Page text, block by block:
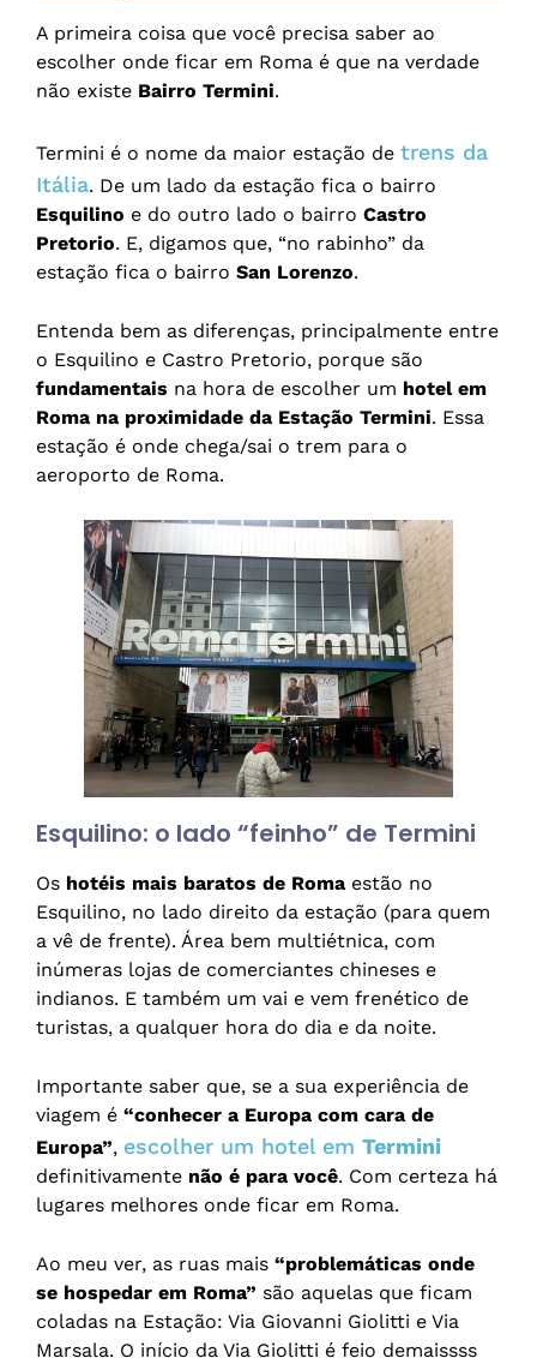
A primeira coisa que você precisa saber ao
escolher onde ficar em Roma é que na verdade
não existe Bairro Termini.
Termini é o nome da maior estação de trens da
Itália. De um lado da estação fica o bairro
Esquilino e do outro lado o bairro Castro
Pretorio. E, digamos que, “no rabinho” da
estação fica o bairro San Lorenzo.
Entenda bem as diferenças, principalmente entre
o Esquilino e Castro Pretorio, porque são
fundamentais na hora de escolher um hotel em
Roma na proximidade da Estação Termini. Essa
estação é onde chega/sai o trem para o
aeroporto de Roma.
Esquilino: o lado “feinho” de Termini
Os hotéis mais baratos de Roma estão no
Esquilino, no lado direito da estação (para quem
a vê de frente). Área bem multiétnica, com
inúmeras lojas de comerciantes chineses e
indianos. E também um vai e vem frenético de
turistas, a qualquer hora do dia e da noite.
Importante saber que, se a sua experiência de
viagem é “conhecer a Europa com cara de
Europa”, escolher um hotel em Termini
definitivamente não é para você. Com certeza há
lugares melhores onde ficar em Roma.
Ao meu ver, as ruas mais “problemáticas onde
se hospedar em Roma” são aquelas que ficam
coladas na Estação: Via Giovanni Giolitti e Via
Marsala. O início da Via Giolitti é feio demaissss